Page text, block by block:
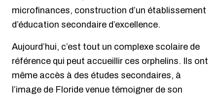
microfinances, construction d’un établissement
d’éducation secondaire d’excellence.
Aujourd’hui, c’est tout un complexe scolaire de
référence qui peut accueillir ces orphelins. Ils ont
même accès à des études secondaires, à
l’image de Floride venue témoigner de son